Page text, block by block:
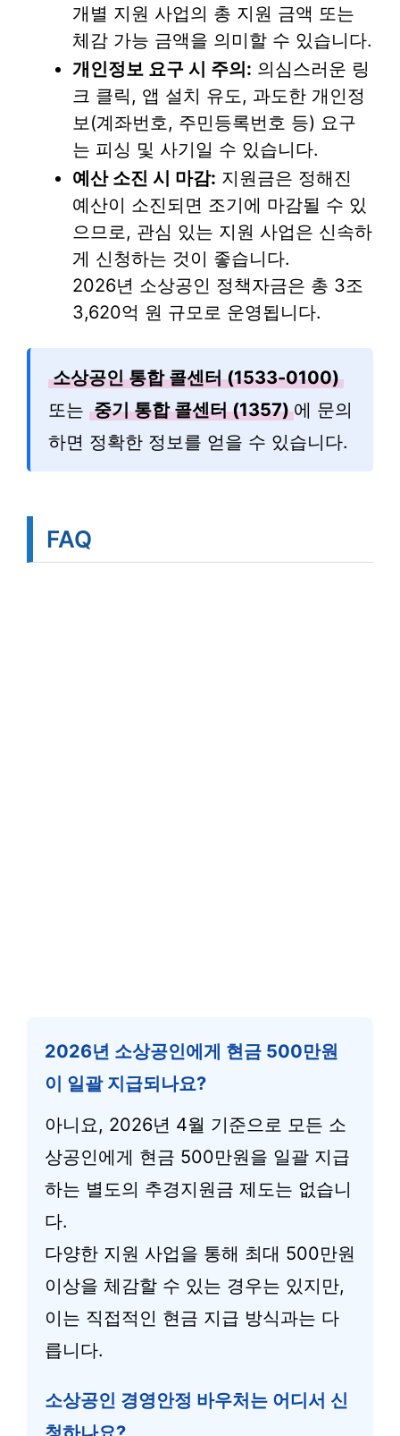
개별 지원 사업의 총 지원 금액 또는
체감 가능 금액을 의미할 수 있습니다.
개인정보 요구 시 주의: 의심스러운 링
크 클릭, 앱 설치 유도, 과도한 개인정
보(계좌번호, 주민등록번호 등) 요구
는 피싱 및 사기일 수 있습니다.
예산 소진 시 마감: 지원금은 정해진
예산이 소진되면 조기에 마감될 수 있
으므로, 관심 있는 지원 사업은 신속하
게 신청하는 것이 좋습니다.
2026년 소상공인 정책자금은 총 3조
3,620억 원 규모로 운영됩니다.
소상공인 통합 콜센터 (1533-0100)
또는 중기 통합 콜센터 (1357) 에 문의
하면 정확한 정보를 얻을 수 있습니다.
FAQ
2026년 소상공인에게 현금 500만원
이 일괄 지급되나요?
아니요, 2026년 4월 기준으로 모든 소
상공인에게 현금 500만원을 일괄 지급
하는 별도의 추경지원금 제도는 없습니
다.
다양한 지원 사업을 통해 최대 500만원
이상을 체감할 수 있는 경우는 있지만,
이는 직접적인 현금 지급 방식과는 다
릅니다.
소상공인 경영안정 바우처는 어디서 신